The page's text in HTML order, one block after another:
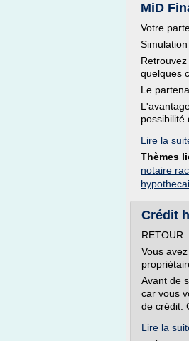
MiD
Votre
quelques
Le
possibilité
Lire la
Thèmes
notaire
Crédit
RETOUR
Vous
Avant de
car vous
de crédit.
Lire la